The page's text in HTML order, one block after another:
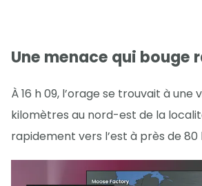
Une menace qui bouge
À 16 h 09, l’orage se trouvait à une
kilomètres au nord-est de la
rapidement vers l’est à près de 80